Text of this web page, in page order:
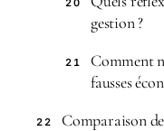
20
gestion ?
21
Comment
fausses
22
Comparaison